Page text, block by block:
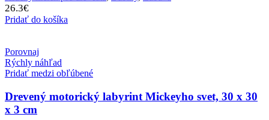
26.3€
Pridať do košíka
Porovnaj
Rýchly náhľad
Pridať medzi obľúbené
Drevený motorický labyrint Mickeyho svet, 30 x 30
x 3 cm